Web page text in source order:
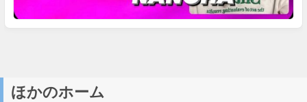
ほかのホーム